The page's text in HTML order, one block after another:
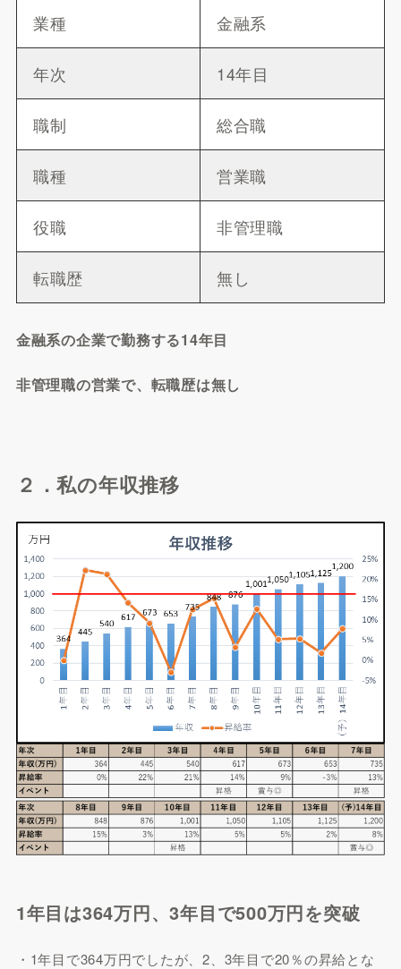
業種 金融系
年次 14年目
職制 総合職
職種 営業職
役職 非管理職
転職歴 無し
金融系の企業で勤務する14年目
非管理職の営業で、転職歴は無し
２．私の年収推移
1年目は364万円、3年目で500万円を突破
・1年目で364万円でしたが、2、3年目で20％の昇給とな